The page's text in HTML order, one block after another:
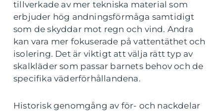
tillverkade av mer tekniska material som
erbjuder hög andningsförmåga samtidigt
som de skyddar mot regn och vind. Andra
kan vara mer fokuserade på vattentäthet och
isolering. Det är viktigt att välja rätt typ av
skalkläder som passar barnets behov och de
specifika väderförhållandena.
Historisk genomgång av för- och nackdelar